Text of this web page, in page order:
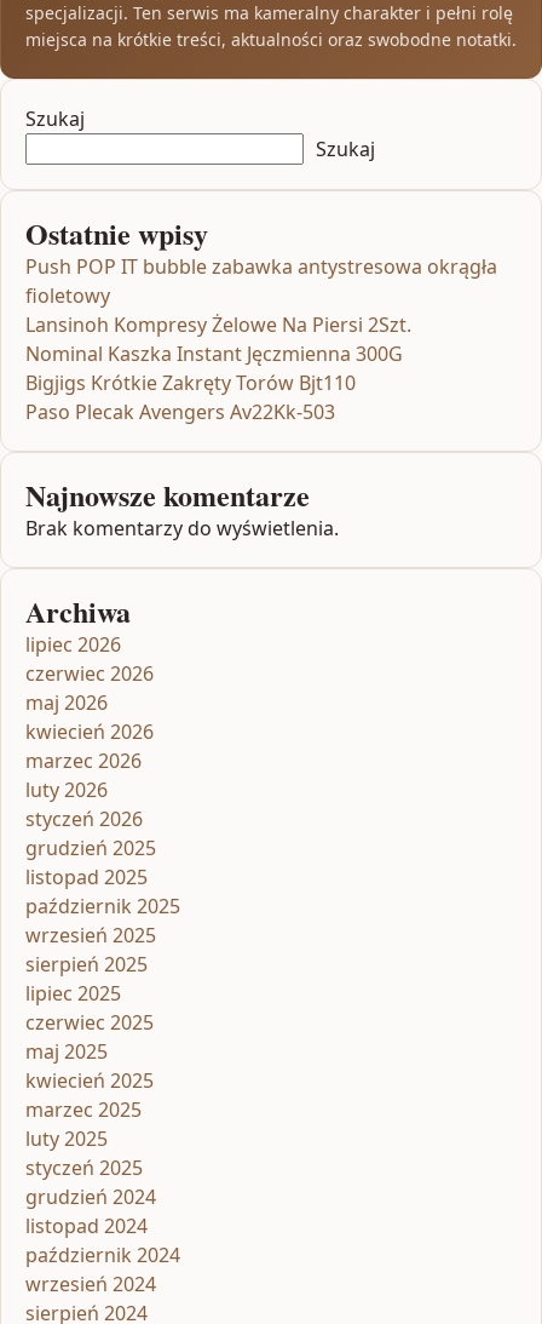
specjalizacji. Ten serwis ma kameralny charakter i pełni rolę
miejsca na krótkie treści, aktualności oraz swobodne notatki.
Szukaj
Szukaj
Ostatnie wpisy
Push POP IT bubble zabawka antystresowa okrągła
fioletowy
Lansinoh Kompresy Żelowe Na Piersi 2Szt.
Nominal Kaszka Instant Jęczmienna 300G
Bigjigs Krótkie Zakręty Torów Bjt110
Paso Plecak Avengers Av22Kk-503
Najnowsze komentarze
Brak komentarzy do wyświetlenia.
Archiwa
lipiec 2026
czerwiec 2026
maj 2026
kwiecień 2026
marzec 2026
luty 2026
styczeń 2026
grudzień 2025
listopad 2025
październik 2025
wrzesień 2025
sierpień 2025
lipiec 2025
czerwiec 2025
maj 2025
kwiecień 2025
marzec 2025
luty 2025
styczeń 2025
grudzień 2024
listopad 2024
październik 2024
wrzesień 2024
sierpień 2024